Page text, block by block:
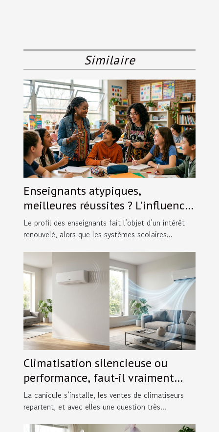
Similaire
Enseignants atypiques,
meilleures réussites ? L’influence
inattendue du style pédagogique
Le profil des enseignants fait l’objet d’un intérêt
renouvelé, alors que les systèmes scolaires...
Climatisation silencieuse ou
performance, faut-il vraiment
choisir ?
La canicule s’installe, les ventes de climatiseurs
repartent, et avec elles une question très...